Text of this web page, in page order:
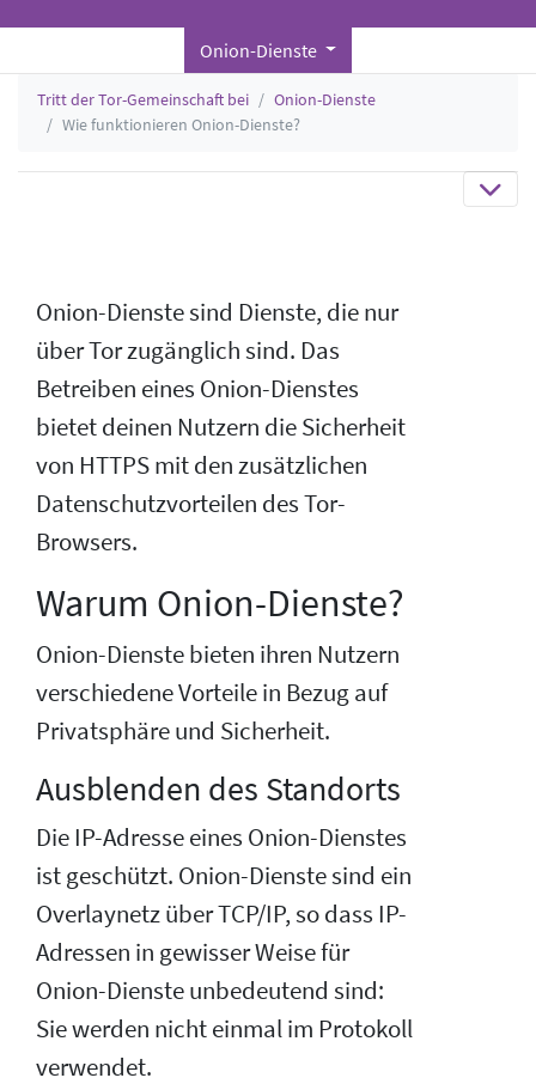
Onion-Dienste
Tritt der Tor-Gemeinschaft bei
Onion-Dienste
Wie funktionieren Onion-Dienste?
Onion-Dienste sind Dienste, die nur
über Tor zugänglich sind. Das
Betreiben eines Onion-Dienstes
bietet deinen Nutzern die Sicherheit
von HTTPS mit den zusätzlichen
Datenschutzvorteilen des Tor-
Browsers.
Warum Onion-Dienste?
Onion-Dienste bieten ihren Nutzern
verschiedene Vorteile in Bezug auf
Privatsphäre und Sicherheit.
Ausblenden des Standorts
Die IP-Adresse eines Onion-Dienstes
ist geschützt. Onion-Dienste sind ein
Overlaynetz über TCP/IP, so dass IP-
Adressen in gewisser Weise für
Onion-Dienste unbedeutend sind:
Sie werden nicht einmal im Protokoll
verwendet.